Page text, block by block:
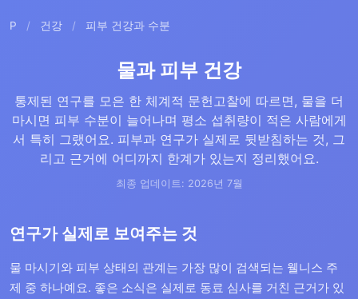
P / 건강 / 피부 건강과 수분
물과 피부 건강
통제된 연구를 모은 한 체계적 문헌고찰에 따르면, 물을 더
마시면 피부 수분이 늘어나며 평소 섭취량이 적은 사람에게
서 특히 그랬어요. 피부과 연구가 실제로 뒷받침하는 것, 그
리고 근거에 어디까지 한계가 있는지 정리했어요.
최종 업데이트: 2026년 7월
연구가 실제로 보여주는 것
물 마시기와 피부 상태의 관계는 가장 많이 검색되는 웰니스 주
제 중 하나예요. 좋은 소식은 실제로 동료 심사를 거친 근거가 있